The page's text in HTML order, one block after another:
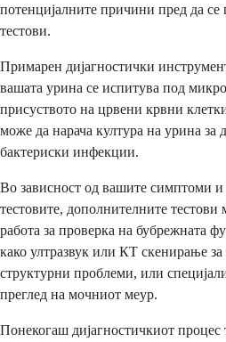
потенцијалните причини пред да
тестови.
Примарен дијагностички
вашата урина се испитува под
присуството на црвени крвни
може да нарача култура на урина за
бактериски инфекции.
Во зависност од вашите симптоми и
тестовите, дополнителните
работа за проверка на бубрежната
како ултразвук или КТ скенирање
структурни проблеми, или
преглед на мочниот меур.
Понекогаш дијагностичкиот процес